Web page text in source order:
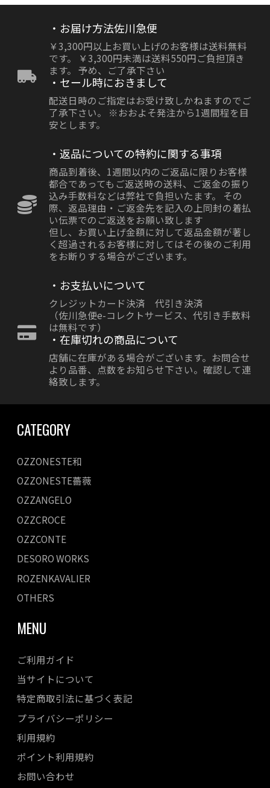
・お届け方法佐川急便
￥3,300円以上お買い上げのお客様は送料無料
です。 ￥3,300円未満は送料550円ご負担頂き
ます。 予め、ご了承下さい
・セール時におきまして
配送日時のご指定はお受け致しかねますのでご
了承下さい。 ※おおよそ発注から1週間程を目
安とします。
・返品についての特約に関する事項
商品到着後、1週間以内のご返品に限りお客様
都合であってもご返送時の送料、ご返金の振り
込み手数料などは弊社で負担いたます。 その
際、返品理由・ご返金先を記入の上同封の着払
い伝票でのご返送をお願い致します
但し、お買い上げ金額に対して返品金額が著し
く超過されるお客様に対してはその後のご利用
をお断りする場合がございます。
・お支払いについて
クレジットカード決済 代引き決済
（佐川急便e-コレクトサービス、代引き手数料
は無料です）
・在庫切れの商品について
店舗に在庫がある場合がございます。お問合せ
より品番、点数をお知らせ下さい。確認して連
絡致します。
CATEGORY
OZZONESTE和
OZZONESTE薔薇
OZZANGELO
OZZCROCE
OZZCONTE
DESORO WORKS
ROZENKAVALIER
OTHERS
MENU
ご利用ガイド
当サイトについて
特定商取引法に基づく表記
プライバシーポリシー
利用規約
ポイント利用規約
お問い合わせ